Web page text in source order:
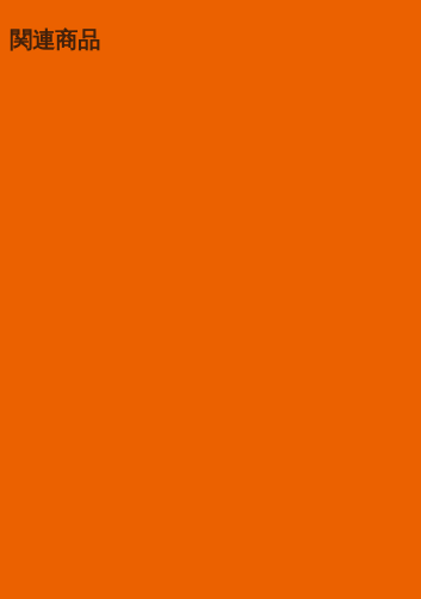
関連商品